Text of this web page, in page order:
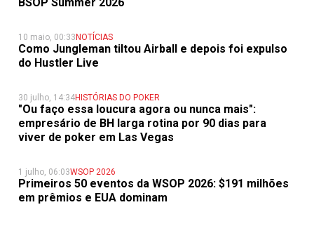
10 maio, 00:33 NOTÍCIAS
Como Jungleman tiltou Airball e depois foi expulso
do Hustler Live
30 julho, 14:34HISTÓRIAS DO POKER
"Ou faço essa loucura agora ou nunca mais":
empresário de BH larga rotina por 90 dias para
viver de poker em Las Vegas
1 julho, 06:03WSOP 2026
Primeiros 50 eventos da WSOP 2026: $191 milhões
em prêmios e EUA dominam